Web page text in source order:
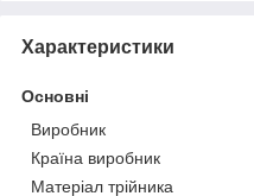
Характеристики
Основні
Виробник
Країна виробник
Матеріал трійника